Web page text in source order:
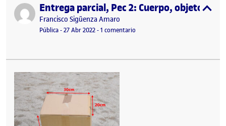
Publicado porEntrega parcial, Pec 2: Cuerpo, objeto y
Publicado por
Francisco Sigüenza Amaro
Visibilidad:
Pública-Fecha de publicación
27 Abr 202227 abril, 2022 2:15 pm
-1 comentario